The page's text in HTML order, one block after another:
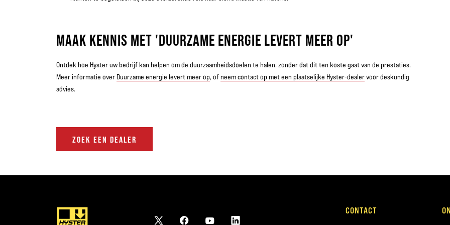
MAAK KENNIS MET 'DUURZAME ENERGIE LEVERT MEER OP'
Ontdek hoe Hyster uw bedrijf kan helpen om de duurzaamheidsdoelen te halen, zonder dat dit ten koste gaat van de prestaties.
Meer informatie over Duurzame energie levert meer op, ofneem contact op met een plaatselijke Hyster-dealervoor deskundig
advies.
ZOEK EEN DEALER
CONTACT